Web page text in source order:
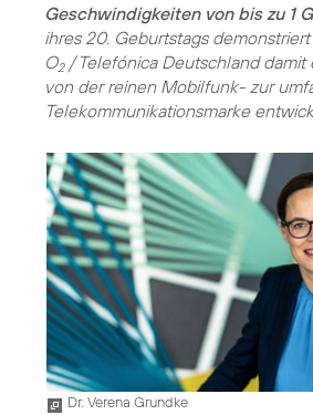
Geschwindigkeiten von bis zu 1
ihres 20. Geburtstags
O2/ Telefónica Deutschland damit
von der reinen Mobilfunk- zur
Telekommunikationsmarke
Dr. Verena Grundke